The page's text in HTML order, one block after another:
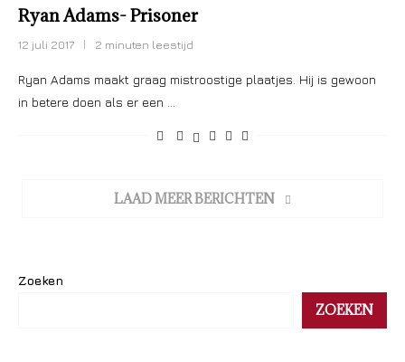
Ryan Adams- Prisoner
12 juli 2017 2 minuten leestijd
Ryan Adams maakt graag mistroostige plaatjes. Hij is gewoon
in betere doen als er een …
LAAD MEER BERICHTEN
Zoeken
ZOEKEN